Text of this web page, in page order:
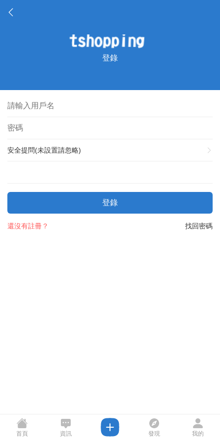
登錄
安全提問(未設置請忽略)
登錄
找回密碼
還沒有註冊？
首頁 資訊 發現 我的